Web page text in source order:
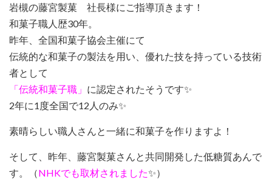
岩槻の藤宮製菓 社長様にご指導頂きます！
和菓子職人歴30年。
昨年、全国和菓子協会主催にて
伝統的な和菓子の製法を用い、優れた技を持っている技術
者として
「伝統和菓子職」 に認定されたそうです✨
2年に1度全国で12人のみ✨
素晴らしい職人さんと一緒に和菓子を作りますよ！
そして、昨年、藤宮製菓さんと共同開発した低糖質あんで
す。（NHKでも取材されました✨）